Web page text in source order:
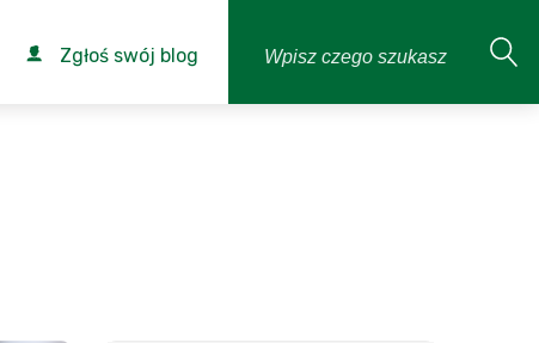
Zgłoś swój blog